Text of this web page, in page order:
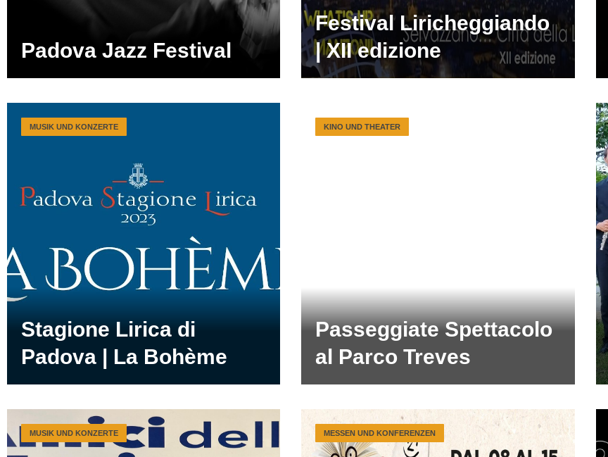
Padova Jazz Festival
Festival Liricheggiando
| XII edizione
Stagione Lirica di
Padova | La Bohème
MUSIK UND KONZERTE
Passeggiate Spettacolo
al Parco Treves
KINO UND THEATER
MUSIK UND KONZERTE MESSEN UND KONFERENZEN